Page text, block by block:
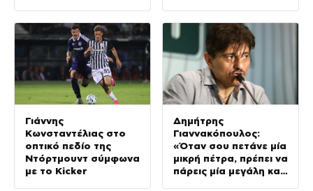
Γιάννης
Κωνσταντέλιας στο
οπτικό πεδίο της
Ντόρτμουντ σύμφωνα
με το Kicker
Δημήτρης
Γιαννακόπουλος:
«Όταν σου πετάνε μία
μικρή πέτρα, πρέπει να
πάρεις μία μεγάλη και